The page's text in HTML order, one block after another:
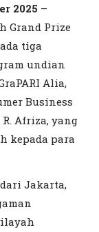
2025 –
Grand Prize
tiga
undian
Alia,
Business
Afriza, yang
kepada para
Jakarta,